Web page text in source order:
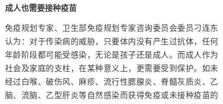
成人也需要接种疫苗
免疫规划专家、卫生部免疫规划专家咨询委员会委员刁连东
认为：对于传染病的威胁，只要体内没有产生过抗体，任何
年龄阶段都可能受感染，无论是孩子还是成人。而成人作为
社会及家庭的支柱，在某种意义上，更需要受到保护。如未
经过白喉、破伤风、麻疹、流行性腮腺炎、脊髓灰质炎、乙
脑、流脑、乙型肝炎等自然感染而获得免疫或未接种疫苗的